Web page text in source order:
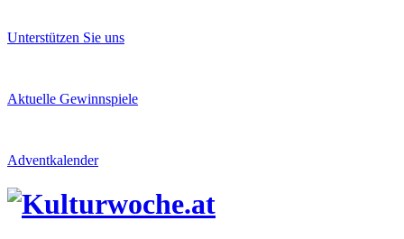
Unterstützen Sie uns
Aktuelle Gewinnspiele
Adventkalender